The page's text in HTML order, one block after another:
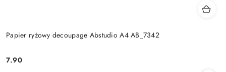
Papier ryżowy decoupage Abstudio A4 AB_7342
Cena:
7.90